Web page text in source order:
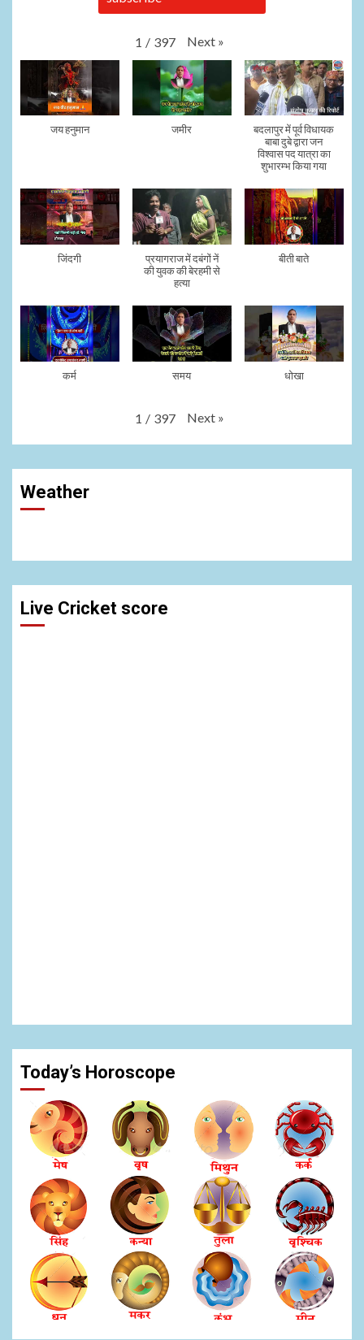
1 / 397 Next »
जय हनुमान जमीर
बदलापुर में पूर्व विधायक
बाबा दुबे द्वारा जन
विश्वास पद यात्रा का
शुभारम्भ किया गया
जिंदगी
प्रयागराज में दबंगों नें
की युवक की बेरहमी से
हत्या
बीती बाते
कर्म समय धोखा
1 / 397 Next »
Weather
Live Cricket score
Today’s Horoscope